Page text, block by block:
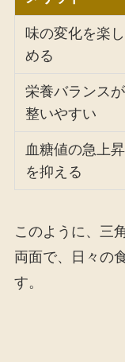
味の変化を楽し
める
栄養バランスが
整いやすい
血糖値の急上昇
を抑える
このように、三
両面で、日々の
す。